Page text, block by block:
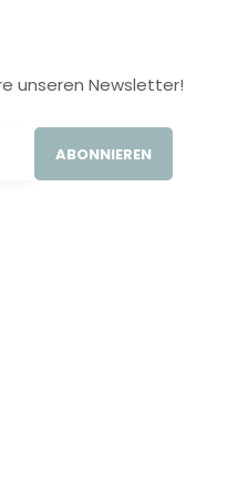
unseren Newsletter!
ABONNIEREN